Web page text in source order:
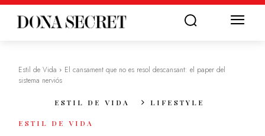
Estil de Vida
El cansament que no es resol descansant: el paper del
sistema nerviós
ESTIL DE VIDA LIFESTYLE
ESTIL DE VIDA